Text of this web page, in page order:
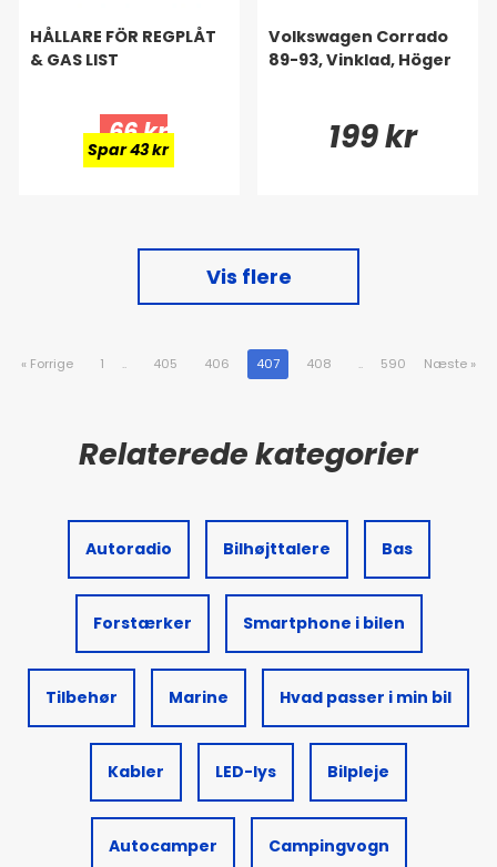
HÅLLARE FÖR REGPLÅT
& GAS LIST
66 kr
Spar 43 kr
Volkswagen Corrado
89-93, Vinklad, Höger
199 kr
Vis flere
« Forrige 1 .. 405 406 407 408 .. 590 Næste »
Autoradio Bilhøjttalere Bas
Forstærker Smartphone i bilen
Tilbehør Marine Hvad passer i min bil
Kabler LED-lys Bilpleje
Autocamper Campingvogn